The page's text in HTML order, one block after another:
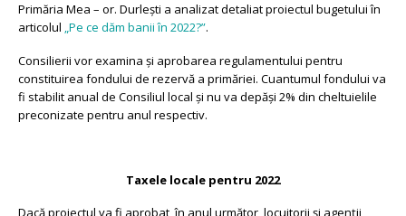
Primăria Mea – or. Durlești a analizat detaliat proiectul bugetului în
articolul „Pe ce dăm banii în 2022?”.
Consilierii vor examina și aprobarea regulamentului pentru
constituirea fondului de rezervă a primăriei. Cuantumul fondului va
fi stabilit anual de Consiliul local și nu va depăși 2% din cheltuielile
preconizate pentru anul respectiv.
Taxele locale pentru 2022
Dacă proiectul va fi aprobat, în anul următor, locuitorii și agenții